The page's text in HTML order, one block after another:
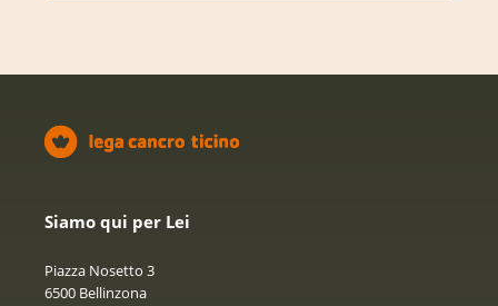
Siamo qui per Lei
Piazza Nosetto 3
6500 Bellinzona